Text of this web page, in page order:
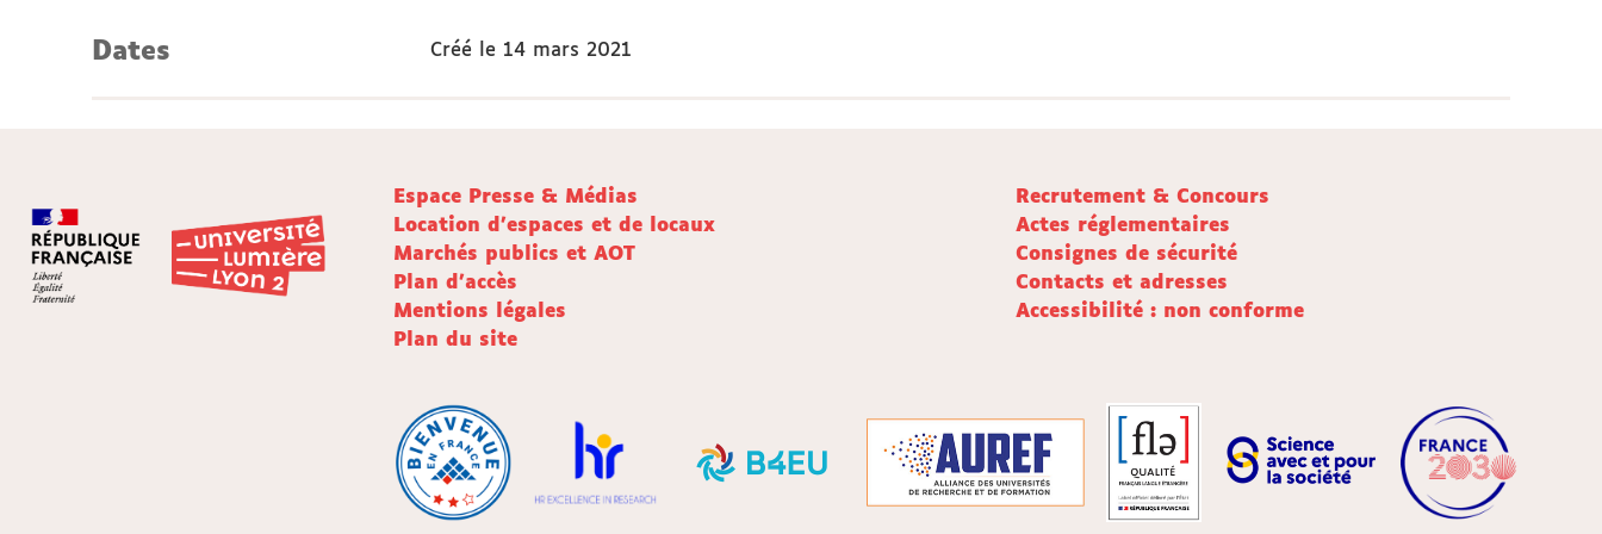
Dates Créé le 14 mars 2021
Espace Presse & Médias
Recrutement & Concours
Location d'espaces et de locaux
Actes réglementaires
Marchés publics et AOT
Consignes de sécurité
Plan d'accès
Contacts et adresses
Mentions légales
Accessibilité : non conforme
Plan du site